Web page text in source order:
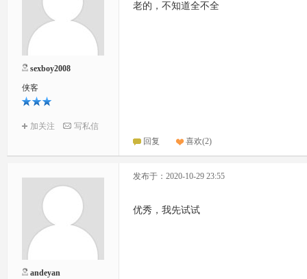
sexboy2008
侠客
加关注 写私信
老的，不知道全不全
回复 喜欢(2)
andeyan
发布于：2020-10-29 23:55
优秀，我先试试